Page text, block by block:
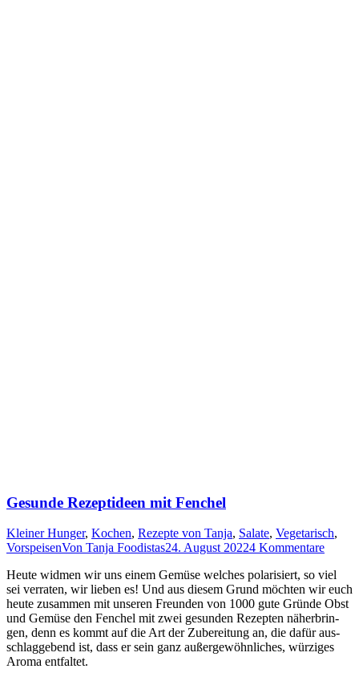
Gesunde Rezeptideen mit Fenchel
Kleiner Hunger, Kochen, Rezepte von Tanja, Salate, Vegetarisch,
VorspeisenVon Tanja Foodistas24. August 20224 Kommentare
Heu­te wid­men wir uns einem Gemü­se wel­ches pola­ri­siert, so viel
sei ver­ra­ten, wir lie­ben es! Und aus die­sem Grund möch­ten wir euch
heu­te zusam­men mit unse­ren Freun­den von 1000 gute Grün­de Obst
und Gemü­se den Fen­chel mit zwei gesun­den Rezep­ten näher­brin­
gen, denn es kommt auf die Art der Zube­rei­tung an, die dafür aus­
schlag­ge­bend ist, dass er sein ganz außer­ge­wöhn­li­ches, wür­zi­ges
Aro­ma entfaltet.